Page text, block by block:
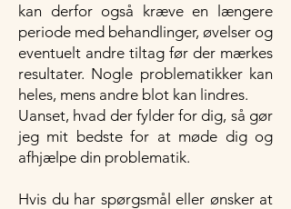
kan derfor også kræve en længere
periode med behandlinger, øvelser og
eventuelt andre tiltag før der mærkes
resultater. Nogle problematikker kan
heles, mens andre blot kan lindres.
Uanset, hvad der fylder for dig, så gør
jeg mit bedste for at møde dig og
afhjælpe din problematik.
Hvis du har spørgsmål eller ønsker at